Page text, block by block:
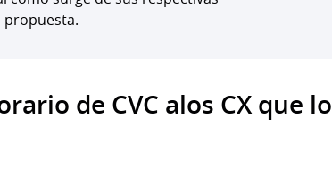
propuesta.
de CVC alos CX que lo